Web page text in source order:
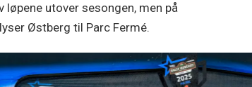
utover sesongen, men på
Østberg til Parc Fermé.